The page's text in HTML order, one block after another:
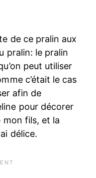
de ce pralin aux
pralin: le pralin
peut utiliser
c’était le cas
afin de
pour décorer
mon fils, et la
délice.